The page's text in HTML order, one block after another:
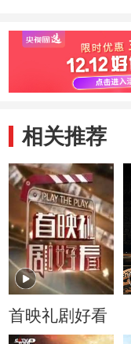
相关推荐
首映礼剧好看